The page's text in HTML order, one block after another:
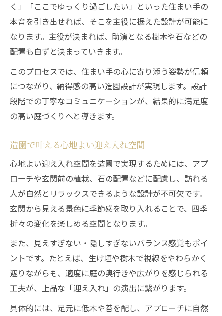
日本庭園の奥深さを造園で体感する
現代にも活きる造園の基本構成要素
く」「ここでゆっくり過ごしたい」といった住まい手の
本音を引き出せれば、そこを主役に据えた設計が可能に
なります。主役が決まれば、助演となる樹木や石などの
配置も自ずと決まっていきます。
このプロセスでは、住まい手の心に寄り添う姿勢が信頼
につながり、納得感の高い造園設計が実現します。設計
段階での丁寧なコミュニケーションが、結果的に満足度
の高い庭づくりへと導きます。
造園で叶える心地よい迎え入れ空間
心地よい迎え入れ空間を造園で実現するためには、アプ
ローチや玄関前の植栽、石の配置などに配慮し、訪れる
人が自然とリラックスできるような設計が不可欠です。
玄関から見える景色に季節感を取り入れることで、四季
折々の変化を楽しめる空間となります。
また、見えすぎない・隠しすぎないバランス感覚もポイ
ントです。たとえば、生け垣や樹木で視線をやわらかく
遮りながらも、適度に庭の奥行きや広がりを感じられる
工夫が、上品な「迎え入れ」の演出に繋がります。
具体的には、足元に低木や苔を配し、アプローチに自然